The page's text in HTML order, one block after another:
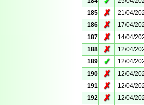
185
✗ 21/04/
186
✗ 17/04/
187
✗ 14/04/
188
✗ 12/04/
189
✓ 12/04/
190
✗ 12/04/
191
✗ 12/04/
192
✗ 12/04/